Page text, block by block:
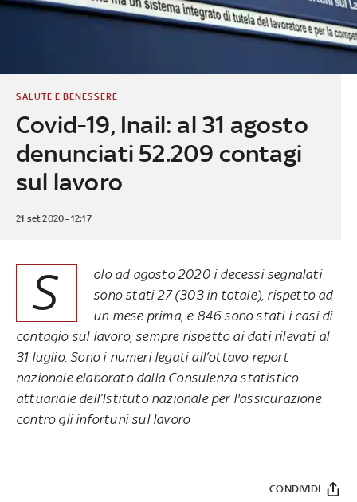
Covid-19, Inail: al 31 agosto
denunciati 52.209 contagi
sul lavoro
SALUTE E BENESSERE
21 set 2020 - 12:17
S
olo ad agosto 2020 i decessi segnalati
sono stati 27 (303 in totale), rispetto ad
un mese prima, e 846 sono stati i casi di
contagio sul lavoro, sempre rispetto ai dati rilevati al
31 luglio. Sono i numeri legati all’ottavo report
nazionale elaborato dalla Consulenza statistico
attuariale dell’Istituto nazionale per l'assicurazione
contro gli infortuni sul lavoro
CONDIVIDI